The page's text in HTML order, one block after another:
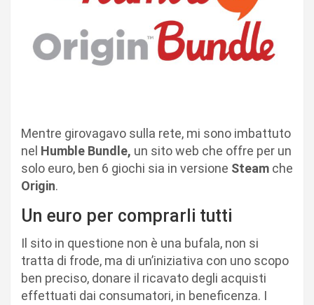
Mentre girovagavo sulla rete, mi sono imbattuto
nel Humble Bundle, un sito web che offre per un
solo euro, ben 6 giochi sia in versione Steam che
Origin.
Un euro per comprarli tutti
Il sito in questione non è una bufala, non si
tratta di frode, ma di un’iniziativa con uno scopo
ben preciso, donare il ricavato degli acquisti
effettuati dai consumatori, in beneficenza. I